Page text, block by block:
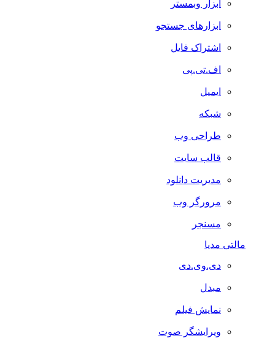
ابزار وبمستر
ابزارهای جستجو
اشتراک فایل
اف.تی.پی
ایمیل
شبکه
طراحی وب
قالب سایت
مدیریت دانلود
مرورگر وب
مسنجر
مالتی مدیا
دی.وی.دی
مبدل
نمایش فیلم
ویرایشگر صوت